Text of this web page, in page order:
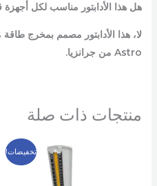
هل هذا الأدابتور مناسب لكل
لا، هذا الأدابتور مصمم بمخرج
Astro من جرانزيا.
منتجات ذات صلة
تخفيضات!
السعر
السعر
الحالي
هو: